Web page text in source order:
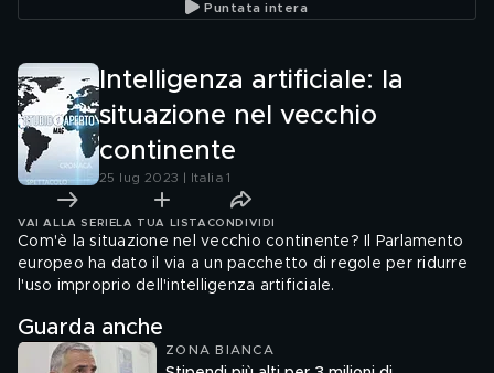
Puntata intera
Intelligenza artificiale: la
situazione nel vecchio
continente
25 lug 2023 | Italia 1
VAI ALLA SERIE LA TUA LISTA CONDIVIDI
Com'è la situazione nel vecchio continente? Il Parlamento
europeo ha dato il via a un pacchetto di regole per ridurre
l'uso improprio dell'intelligenza artificiale.
Guarda anche
ZONA BIANCA